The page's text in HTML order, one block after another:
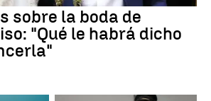
sobre la boda de
"Qué le habrá dicho